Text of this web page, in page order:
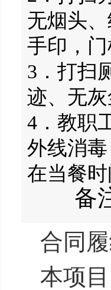
无烟头
手印，
3．打扫
迹、无
4．教职
外线消
在当餐
备
合同
本项